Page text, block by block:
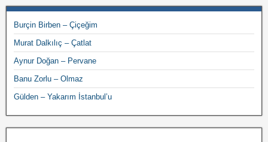
Burçin Birben – Çiçeğim
Murat Dalkılıç – Çatlat
Aynur Doğan – Pervane
Banu Zorlu – Olmaz
Gülden – Yakarım İstanbul’u